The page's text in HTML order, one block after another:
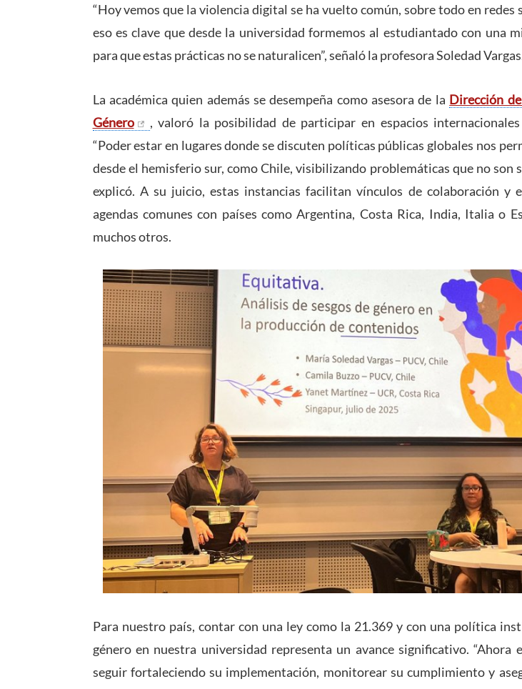
“Hoy vemos que la violencia digital se ha vuelto común, sobre todo en redes
eso es clave que desde la universidad formemos al estudiantado con una
para que estas prácticas no se naturalicen”, señaló la profesora Soledad
La académica quien además se desempeña como asesora de la Dirección
Género
, valoró la posibilidad de participar en espacios
“Poder estar en lugares donde se discuten políticas públicas globales nos
desde el hemisferio sur, como Chile, visibilizando problemáticas que no son
explicó. A su juicio, estas instancias facilitan vínculos de colaboración y
agendas comunes con países como Argentina, Costa Rica, India, Italia o
muchos otros.
Para nuestro país, contar con una ley como la 21.369 y con una política
género en nuestra universidad representa un avance significativo. “Ahora
seguir fortaleciendo su implementación, monitorear su cumplimiento y